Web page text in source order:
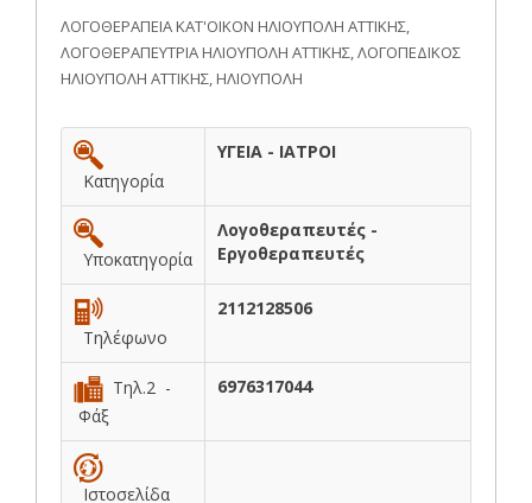
ΛΟΓΟΘΕΡΑΠΕΙΑ ΚΑΤ'ΟΙΚΟΝ ΗΛΙΟΥΠΟΛΗ ΑΤΤΙΚΗΣ,
ΛΟΓΟΘΕΡΑΠΕΥΤΡΙΑ ΗΛΙΟΥΠΟΛΗ ΑΤΤΙΚΗΣ, ΛΟΓΟΠΕΔΙΚΟΣ
ΗΛΙΟΥΠΟΛΗ ΑΤΤΙΚΗΣ, ΗΛΙΟΥΠΟΛΗ
Κατηγορία
ΥΓΕΙΑ - ΙΑΤΡΟΙ
Υποκατηγορία
Λογοθεραπευτές -
Εργοθεραπευτές
Τηλέφωνο
2112128506
Τηλ.2 -
Φάξ
6976317044
Ιστοσελίδα